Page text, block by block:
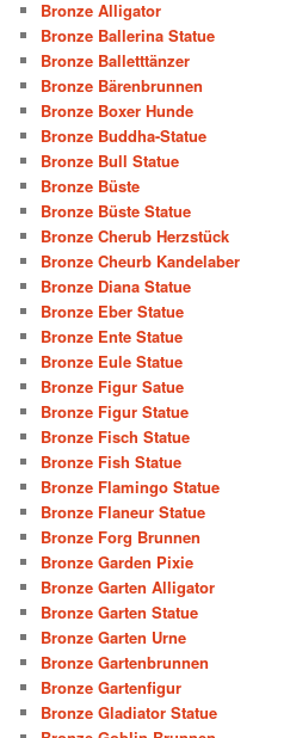
Bronze Alligator
Bronze Ballerina Statue
Bronze Balletttänzer
Bronze Bärenbrunnen
Bronze Boxer Hunde
Bronze Buddha-Statue
Bronze Bull Statue
Bronze Büste
Bronze Büste Statue
Bronze Cherub Herzstück
Bronze Cheurb Kandelaber
Bronze Diana Statue
Bronze Eber Statue
Bronze Ente Statue
Bronze Eule Statue
Bronze Figur Satue
Bronze Figur Statue
Bronze Fisch Statue
Bronze Fish Statue
Bronze Flamingo Statue
Bronze Flaneur Statue
Bronze Forg Brunnen
Bronze Garden Pixie
Bronze Garten Alligator
Bronze Garten Statue
Bronze Garten Urne
Bronze Gartenbrunnen
Bronze Gartenfigur
Bronze Gladiator Statue